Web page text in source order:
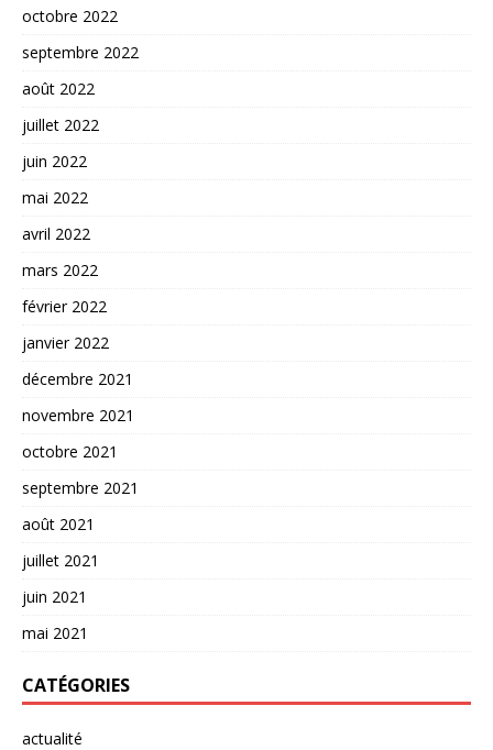
octobre 2022
septembre 2022
août 2022
juillet 2022
juin 2022
mai 2022
avril 2022
mars 2022
février 2022
janvier 2022
décembre 2021
novembre 2021
octobre 2021
septembre 2021
août 2021
juillet 2021
juin 2021
mai 2021
CATÉGORIES
actualité